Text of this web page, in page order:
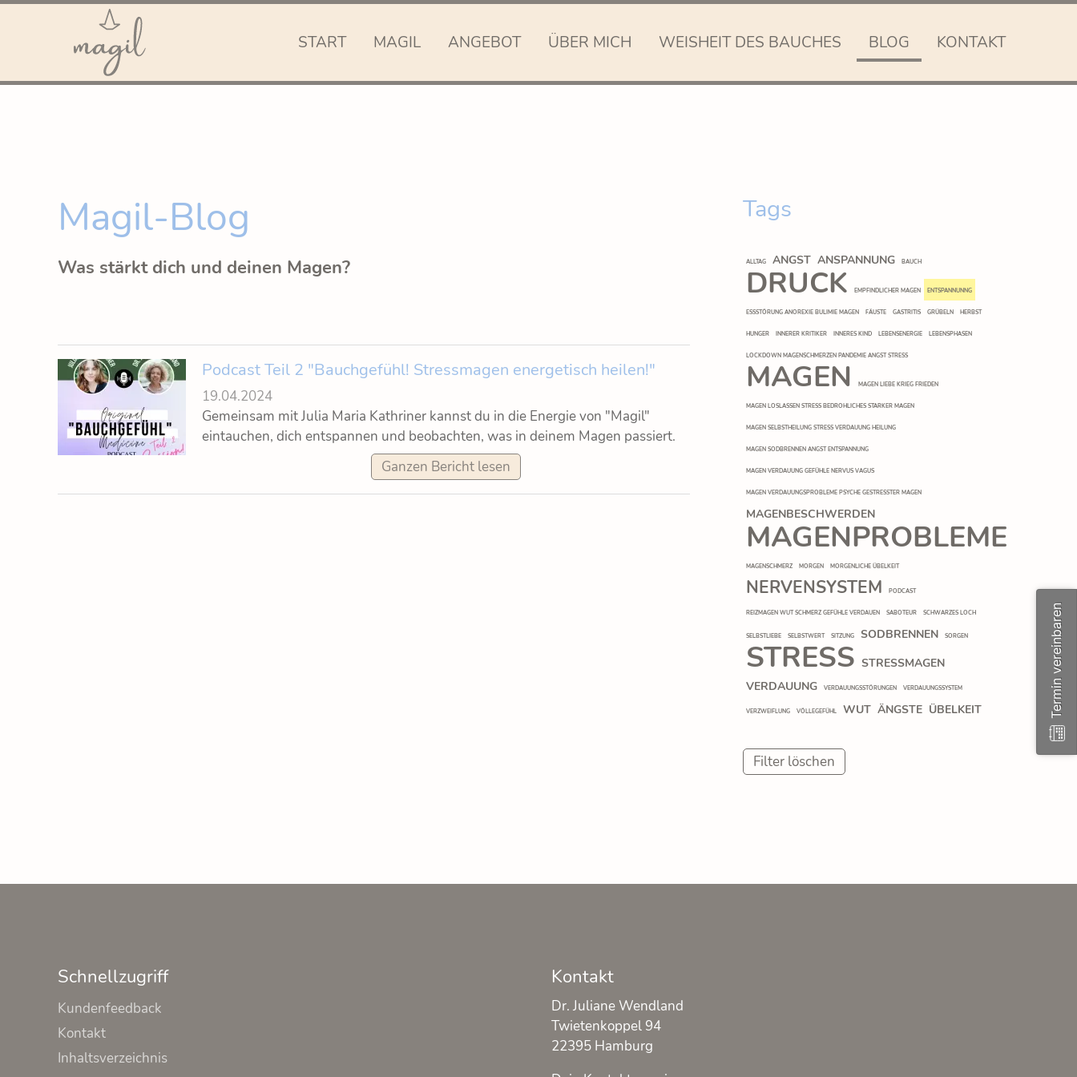
START MAGIL ANGEBOT ÜBER MICH WEISHEIT DES BAUCHES BLOG KONTAKT
Magil-Blog
Was stärkt dich und deinen Magen?
Podcast Teil 2 "Bauchgefühl! Stressmagen energetisch heilen!"
19.04.2024
Gemeinsam mit Julia Maria Kathriner kannst du in die Energie von "Magil"
eintauchen, dich entspannen und beobachten, was in deinem Magen passiert.
Ganzen Bericht lesen
Tags
ALLTAG ANGST ANSPANNUNG BAUCH
DRUCK EMPFINDLICHER MAGEN ENTSPANNUNNG
ESSSTÖRUNG ANOREXIE BULIMIE MAGEN FÄUSTE GASTRITIS GRÜBELN HERBST
HUNGER INNERER KRITIKER INNERES KIND LEBENSENERGIE LEBENSPHASEN
LOCKDOWN MAGENSCHMERZEN PANDEMIE ANGST STRESS
MAGEN MAGEN LIEBE KRIEG FRIEDEN
MAGEN LOSLASSEN STRESS BEDROHLICHES STARKER MAGEN
MAGEN SELBSTHEILUNG STRESS VERDAUUNG HEILUNG
MAGEN SODBRENNEN ANGST ENTSPANNUNG
MAGEN VERDAUUNG GEFÜHLE NERVUS VAGUS
MAGEN VERDAUUNGSPROBLEME PSYCHE GESTRESSTER MAGEN
MAGENBESCHWERDEN
MAGENPROBLEME
MAGENSCHMERZ MORGEN MORGENLICHE ÜBELKEIT
NERVENSYSTEM PODCAST
REIZMAGEN WUT SCHMERZ GEFÜHLE VERDAUEN SABOTEUR SCHWARZES LOCH
SELBSTLIEBE SELBSTWERT SITZUNG SODBRENNEN SORGEN
STRESS STRESSMAGEN
VERDAUUNG
VERDAUUNGSSTÖRUNGEN VERDAUUNGSSYSTEM
VERZWEIFLUNG VÖLLEGEFÜHL WUT ÄNGSTE ÜBELKEIT
Filter löschen
Schnellzugriff
Kundenfeedback
Kontakt
Inhaltsverzeichnis
Kontakt
Dr. Juliane Wendland
Twietenkoppel 94
22395 Hamburg
Termin vereinbaren